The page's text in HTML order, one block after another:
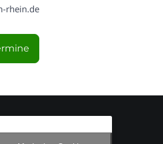
rhein.de